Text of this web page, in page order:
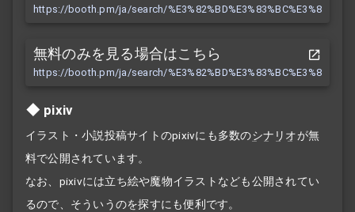
https://booth.pm/ja/search/
%83%892.5%20%E3%82%B7%E3%83%8A%E3%83%AA%E3%82%AA
無料のみを見る場合はこちら
https://booth.pm/ja/search/
pixiv
イラスト・小説投稿サイトのpixivにも多数のシナリオが無
料で公開されています。
なお、pixivには立ち絵や魔物イラストなども公開されてい
るので、そういうのを探すにも便利です。